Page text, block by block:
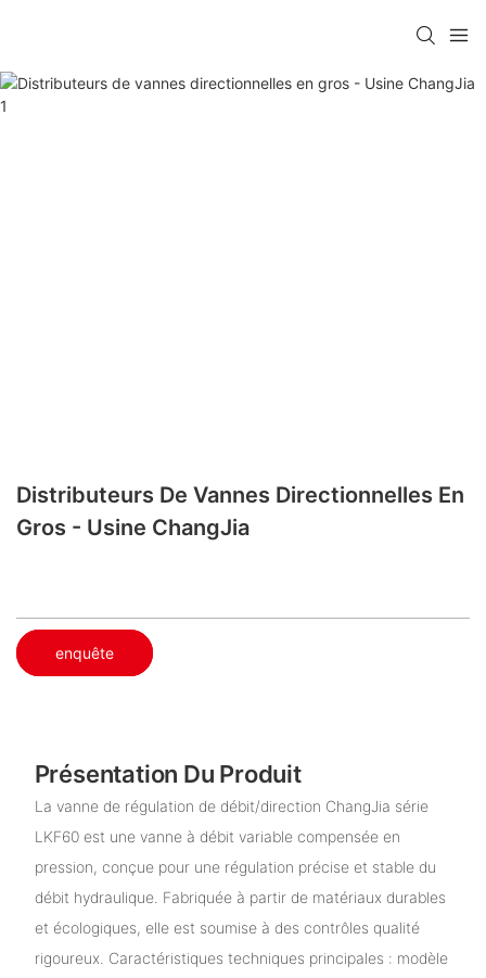
Distributeurs De Vannes Directionnelles En
Gros - Usine ChangJia
enquête
Présentation Du Produit
La vanne de régulation de débit/direction ChangJia série
LKF60 est une vanne à débit variable compensée en
pression, conçue pour une régulation précise et stable du
débit hydraulique. Fabriquée à partir de matériaux durables
et écologiques, elle est soumise à des contrôles qualité
rigoureux. Caractéristiques techniques principales : modèle